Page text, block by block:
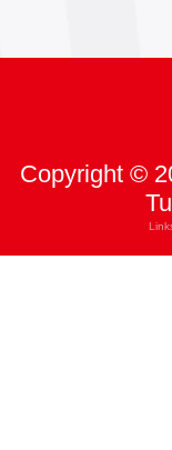
Copyright ©